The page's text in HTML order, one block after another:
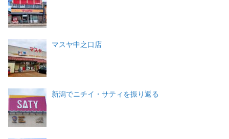
マスヤ中之口店
新潟でニチイ・サティを振り返る